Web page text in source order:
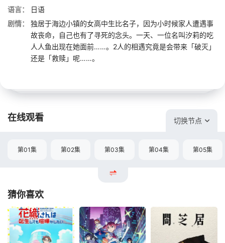
语言：
日语
剧情：
独居于海边小镇的女高中生比名子，因为小时候家人遭遇事
故丧命，自己也有了寻死的念头。一天、一位名叫汐莉的吃
人人鱼出现在她面前……。2人的相遇究竟是会带来「破灭」
还是「救赎」呢……。
在线观看 切换节点
第01集 第02集 第03集 第04集 第05集
猜你喜欢